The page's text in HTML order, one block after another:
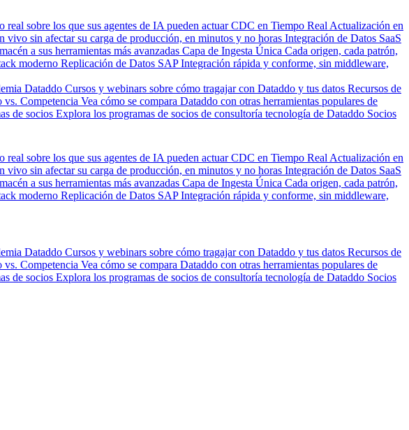
real sobre los que sus agentes de IA pueden actuar CDC en Tiempo Real Actualización en
vivo sin afectar su carga de producción, en minutos y no horas Integración de Datos SaaS
a sus herramientas más avanzadas Capa de Ingesta Única Cada origen, cada patrón,
moderno Replicación de Datos SAP Integración rápida y conforme, sin middleware,
Dataddo Cursos y webinars sobre cómo tragajar con Dataddo y tus datos Recursos de
vs. Competencia Vea cómo se compara Dataddo con otras herramientas populares de
de socios Explora los programas de socios de consultoría tecnología de Dataddo Socios
real sobre los que sus agentes de IA pueden actuar CDC en Tiempo Real Actualización en
vivo sin afectar su carga de producción, en minutos y no horas Integración de Datos SaaS
a sus herramientas más avanzadas Capa de Ingesta Única Cada origen, cada patrón,
moderno Replicación de Datos SAP Integración rápida y conforme, sin middleware,
Dataddo Cursos y webinars sobre cómo tragajar con Dataddo y tus datos Recursos de
vs. Competencia Vea cómo se compara Dataddo con otras herramientas populares de
de socios Explora los programas de socios de consultoría tecnología de Dataddo Socios